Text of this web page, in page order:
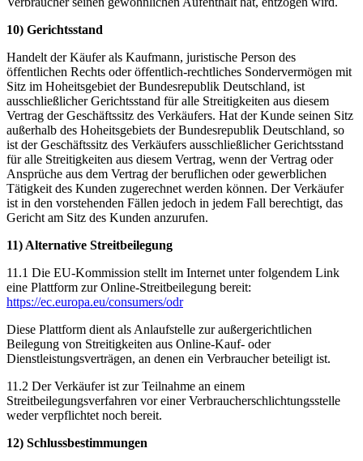
10) Gerichtsstand
Handelt der Käufer als Kaufmann, juristische Person des
öffentlichen Rechts oder öffentlich-rechtliches Sondervermögen mit
Sitz im Hoheitsgebiet der Bundesrepublik Deutschland, ist
ausschließlicher Gerichtsstand für alle Streitigkeiten aus diesem
Vertrag der Geschäftssitz des Verkäufers. Hat der Kunde seinen Sitz
außerhalb des Hoheitsgebiets der Bundesrepublik Deutschland, so
ist der Geschäftssitz des Verkäufers ausschließlicher Gerichtsstand
für alle Streitigkeiten aus diesem Vertrag, wenn der Vertrag oder
Ansprüche aus dem Vertrag der beruflichen oder gewerblichen
Tätigkeit des Kunden zugerechnet werden können. Der Verkäufer
ist in den vorstehenden Fällen jedoch in jedem Fall berechtigt, das
Gericht am Sitz des Kunden anzurufen.
11) Alternative Streitbeilegung
11.1 Die EU-Kommission stellt im Internet unter folgendem Link
eine Plattform zur Online-Streitbeilegung bereit:
https://ec.europa.eu/consumers/odr
Diese Plattform dient als Anlaufstelle zur außergerichtlichen
Beilegung von Streitigkeiten aus Online-Kauf- oder
Dienstleistungsverträgen, an denen ein Verbraucher beteiligt ist.
11.2 Der Verkäufer ist zur Teilnahme an einem
Streitbeilegungsverfahren vor einer Verbraucherschlichtungsstelle
weder verpflichtet noch bereit.
12) Schlussbestimmungen